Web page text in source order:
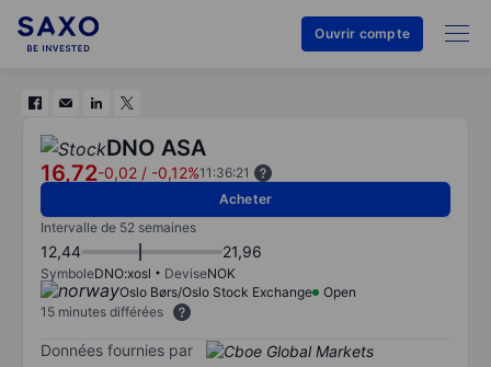
Ouvrir compte
DNO ASA
16,72-0,02 / -0,12%11:36:21
Acheter
Intervalle de 52 semaines
12,44 21,96
SymboleDNO:xosl DeviseNOK
Oslo Børs/Oslo Stock Exchange
Open
15 minutes différées
Données fournies par